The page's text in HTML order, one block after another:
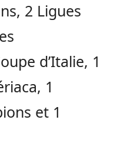
2 Ligues
d’Italie, 1
1
et 1